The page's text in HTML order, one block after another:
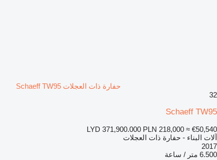
حفارة ذات العجلات Schaeff TW95
32
Schaeff TW95
LYD 371,900.000 PLN 218,000 ≈ €50,540
آلات البناء - حفارة ذات العجلات
2017
6.500 متر / ساعة